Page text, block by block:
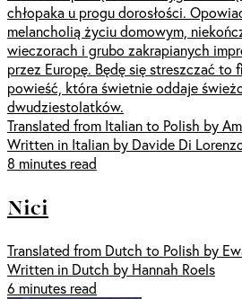
chłopaka u progu dorosłości.
melancholią życiu domowym,
wieczorach i grubo zakrapianych
przez Europę. Będę się streszczać to
powieść, która świetnie oddaje
dwudziestolatków.
Translated from Italian to Polish by
Written in Italian by Davide Di
8 minutes read
Nici
Translated from Dutch to Polish by
Written in Dutch by Hannah Roels
6 minutes read